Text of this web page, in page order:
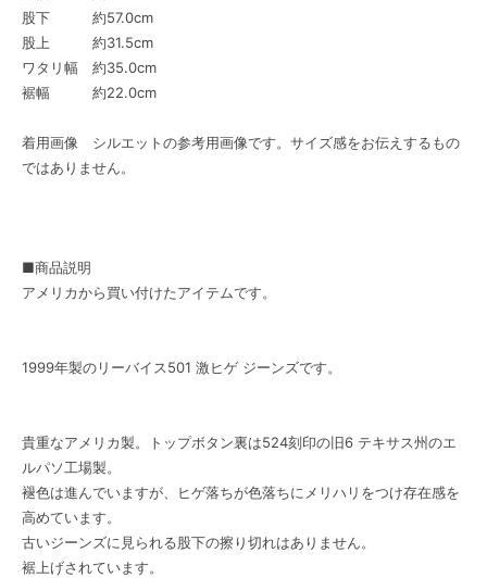
股下 約57.0cm
股上 約31.5cm
ワタリ幅 約35.0cm
裾幅 約22.0cm
着用画像 シルエットの参考用画像です。サイズ感をお伝えするもの
ではありません。
■商品説明
アメリカから買い付けたアイテムです。
1999年製のリーバイス501 激ヒゲ ジーンズです。
貴重なアメリカ製。トップボタン裏は524刻印の旧6 テキサス州のエ
ルパソ工場製。
褪色は進んでいますが、ヒゲ落ちが色落ちにメリハリをつけ存在感を
高めています。
古いジーンズに見られる股下の擦り切れはありません。
裾上げされています。